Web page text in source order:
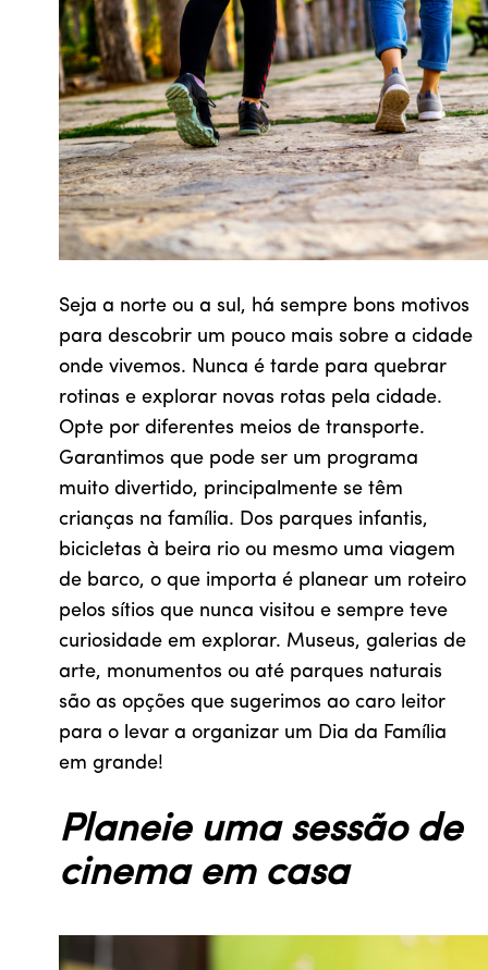
Seja a norte ou a sul, há sempre bons motivos
para descobrir um pouco mais sobre a cidade
onde vivemos. Nunca é tarde para quebrar
rotinas e explorar novas rotas pela cidade.
Opte por diferentes meios de transporte.
Garantimos que pode ser um programa
muito divertido, principalmente se têm
crianças na família. Dos parques infantis,
bicicletas à beira rio ou mesmo uma viagem
de barco, o que importa é planear um roteiro
pelos sítios que nunca visitou e sempre teve
curiosidade em explorar. Museus, galerias de
arte, monumentos ou até parques naturais
são as opções que sugerimos ao caro leitor
para o levar a organizar um Dia da Família
em grande!
Planeie uma sessão de
cinema em casa